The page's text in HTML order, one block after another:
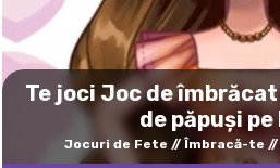
Te joci Joc de
de păpuși
Jocuri de Fete Îmbracă-te